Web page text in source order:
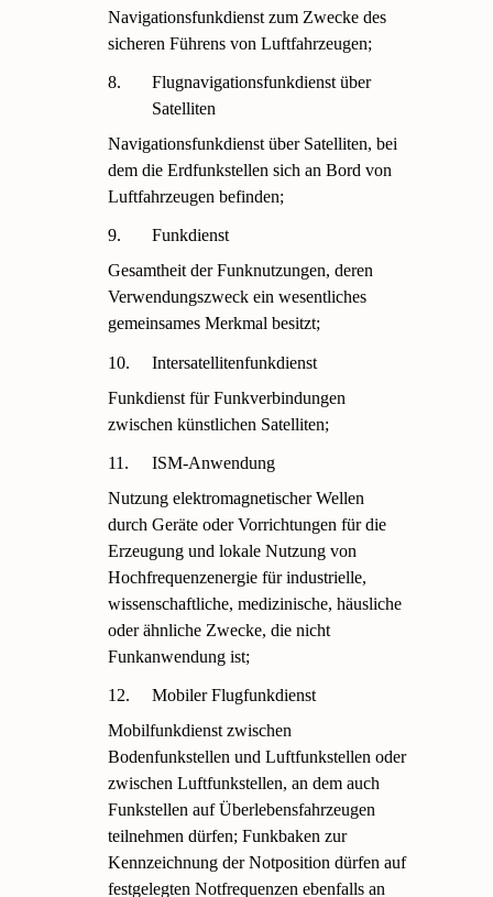
Navigationsfunkdienst zum Zwecke des
sicheren Führens von Luftfahrzeugen;
8.
Flugnavigationsfunkdienst über
Satelliten
Navigationsfunkdienst über Satelliten, bei
dem die Erdfunkstellen sich an Bord von
Luftfahrzeugen befinden;
9.
Funkdienst
Gesamtheit der Funknutzungen, deren
Verwendungszweck ein wesentliches
gemeinsames Merkmal besitzt;
10.
Intersatellitenfunkdienst
Funkdienst für Funkverbindungen
zwischen künstlichen Satelliten;
11.
ISM-Anwendung
Nutzung elektromagnetischer Wellen
durch Geräte oder Vorrichtungen für die
Erzeugung und lokale Nutzung von
Hochfrequenzenergie für industrielle,
wissenschaftliche, medizinische, häusliche
oder ähnliche Zwecke, die nicht
Funkanwendung ist;
12.
Mobiler Flugfunkdienst
Mobilfunkdienst zwischen
Bodenfunkstellen und Luftfunkstellen oder
zwischen Luftfunkstellen, an dem auch
Funkstellen auf Überlebensfahrzeugen
teilnehmen dürfen; Funkbaken zur
Kennzeichnung der Notposition dürfen auf
festgelegten Notfrequenzen ebenfalls an